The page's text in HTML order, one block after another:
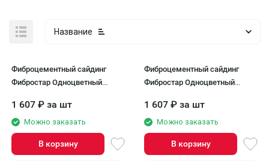
Название
Фиброцементный сайдинг
Фибростар Одноцветный
Сигнальный
1 607 ₽ за шт
Можно заказать
В корзину
Фиброцементный сайдинг
Фибростар Одноцветный
Ландыш
1 607 ₽ за шт
Можно заказать
В корзину